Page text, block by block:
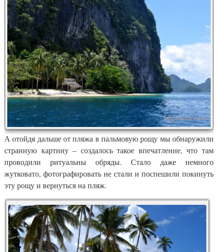
А отойдя дальше от пляжа в пальмовую рощу мы обнаружили
странную картину – создалось такое впечатление, что там
проводили ритуальны обряды. Стало даже немного
жутковато, фотографировать не стали и поспешили покинуть
эту рощу и вернуться на пляж.